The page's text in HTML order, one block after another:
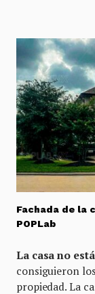
Fachada de la
POPLab
La casa no
consiguieron
propiedad. La